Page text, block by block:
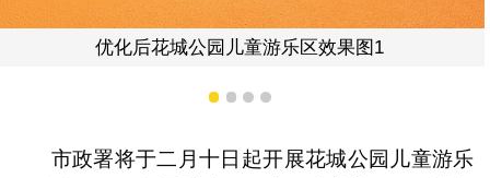
城公园儿童游乐区效果图1
1 2 3 4
市政署将于二月十日起开展花城公园儿童游乐